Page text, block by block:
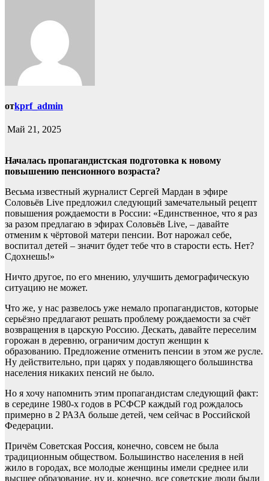
отkprf_admin
Май 21, 2025
Началась пропагандистская подготовка к новому
повышению пенсионного возраста?
Весьма известный журналист Сергей Мардан в эфире
Соловьёв Live предложил следующий замечательный рецепт
повышения рождаемости в России: «Единственное, что я раз
за разом предлагаю в эфирах Соловьёв Live, – давайте
отменим к чёртовой матери пенсии. Вот нарожал себе,
воспитал детей – значит будет тебе что в старости есть. Нет?
Сдохнешь!»
Ничто другое, по его мнению, улучшить демографическую
ситуацию не может.
Что же, у нас развелось уже немало пропагандистов, которые
серьёзно предлагают решать проблему рождаемости за счёт
возвращения в царскую Россию. Дескать, давайте переселим
горожан в деревню, ограничим доступ женщин к
образованию. Предложение отменить пенсии в этом же русле.
Ну действительно, при царях у подавляющего большинства
населения никаких пенсий не было.
Но я хочу напомнить этим пропагандистам следующий факт:
в середине 1980-х годов в РСФСР каждый год рождалось
примерно в 2 РАЗА больше детей, чем сейчас в Российской
Федерации.
Причём Советская Россия, конечно, совсем не была
традиционным обществом. Большинство населения в ней
жило в городах, все молодые женщины имели среднее или
высшее образование, ну и, конечно, все советские люди были